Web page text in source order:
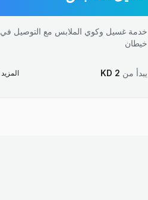
خدمة غسيل وكوي الملابس مع التوصيل في
خيطان
يبدأ من KD 2 المزيد